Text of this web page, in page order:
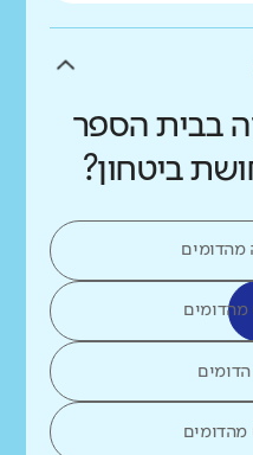
בבית הספר
ביטחון?
מהדומים
מהדומים
מהדומים